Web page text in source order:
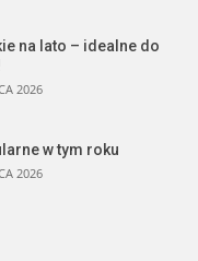
na lato – idealne do
2026
w tym roku
2026